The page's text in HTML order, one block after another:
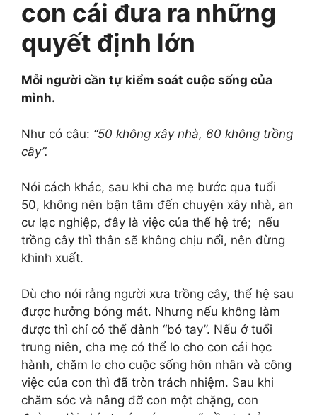
con cái đưa ra những
quyết định lớn
Mỗi người cần tự kiểm soát cuộc sống của
mình.
Như có câu: “50 không xây nhà, 60 không trồng
cây”.
Nói cách khác, sau khi cha mẹ bước qua tuổi
50, không nên bận tâm đến chuyện xây nhà, an
cư lạc nghiệp, đây là việc của thế hệ trẻ; nếu
trồng cây thì thân sẽ không chịu nổi, nên đừng
khinh xuất.
Dù cho nói rằng người xưa trồng cây, thế hệ sau
được hưởng bóng mát. Nhưng nếu không làm
được thì chỉ có thể đành “bó tay”. Nếu ở tuổi
trung niên, cha mẹ có thể lo cho con cái học
hành, chăm lo cho cuộc sống hôn nhân và công
việc của con thì đã tròn trách nhiệm. Sau khi
chăm sóc và nâng đỡ con một chặng, con